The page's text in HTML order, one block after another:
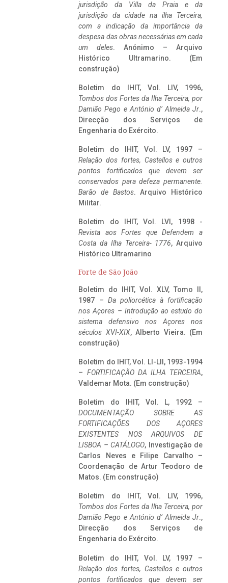
jurisdição da Villa da Praia e da
jurisdição da cidade na ilha Terceira,
com a indicação da importância da
despesa das obras necessárias em cada
um deles. Anónimo – Arquivo
Histórico Ultramarino. (Em
construção)
Boletim do IHIT, Vol. LIV, 1996,
Tombos dos Fortes da Ilha Terceira, por
Damião Pego e António d’ Almeida Jr.,
Direcção dos Serviços de
Engenharia do Exército.
Boletim do IHIT, Vol. LV, 1997 –
Relação dos fortes, Castellos e outros
pontos fortificados que devem ser
conservados para defeza permanente.
Barão de Bastos. Arquivo Histórico
Militar.
Boletim do IHIT, Vol. LVI, 1998 -
Revista aos Fortes que Defendem a
Costa da Ilha Terceira- 1776, Arquivo
Histórico Ultramarino
Forte de São João
Boletim do IHIT, Vol. XLV, Tomo II,
1987 – Da poliorcética à fortificação
nos Açores – Introdução ao estudo do
sistema defensivo nos Açores nos
séculos XVI-XIX, Alberto Vieira. (Em
construção)
Boletim do IHIT, Vol. LI-LII, 1993-1994
– FORTIFICAÇÃO DA ILHA TERCEIRA,
Valdemar Mota. (Em construção)
Boletim do IHIT, Vol. L, 1992 –
DOCUMENTAÇÃO SOBRE AS
FORTIFICAÇÕES DOS AÇORES
EXISTENTES NOS ARQUIVOS DE
LISBOA – CATÁLOGO, Investigação de
Carlos Neves e Filipe Carvalho –
Coordenação de Artur Teodoro de
Matos. (Em construção)
Boletim do IHIT, Vol. LIV, 1996,
Tombos dos Fortes da Ilha Terceira, por
Damião Pego e António d’ Almeida Jr.,
Direcção dos Serviços de
Engenharia do Exército.
Boletim do IHIT, Vol. LV, 1997 –
Relação dos fortes, Castellos e outros
pontos fortificados que devem ser